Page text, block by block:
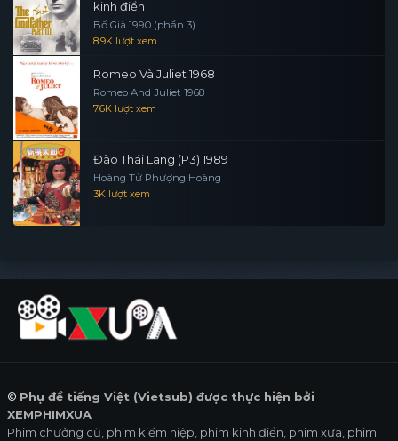
kinh điển
Bố Già 1990 (phần 3)
8.9K lượt xem
Romeo Và Juliet 1968
Romeo And Juliet 1968
7.6K lượt xem
Đào Thái Lang (P3) 1989
Hoàng Tử Phượng Hoàng
3K lượt xem
© Phụ đề tiếng Việt (Vietsub) được thực hiện bởi
XEMPHIMXUA
Phim chưởng cũ, phim kiếm hiệp, phim kinh điển, phim xưa, phim